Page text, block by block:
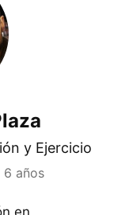
y Ejercicio
6 años
en